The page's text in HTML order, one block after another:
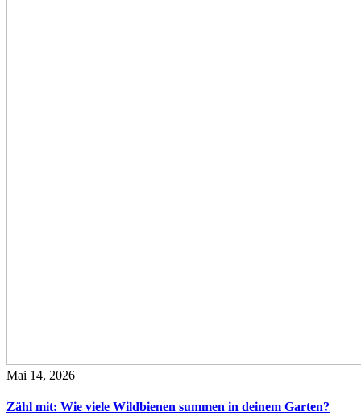
Mai 14, 2026
Zähl mit: Wie viele Wildbienen summen in deinem Garten?